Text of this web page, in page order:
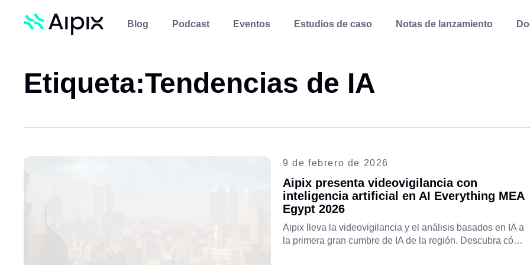
Blog Podcast Eventos Estudios de caso Notas de lanzamiento
Etiqueta:Tendencias de IA
9 de febrero de 2026
Aipix presenta videovigilancia con
inteligencia artificial en AI Everything MEA
Egypt 2026
Aipix lleva la videovigilancia y el análisis basados en IA a
la primera gran cumbre de IA de la región. Descubra cómo